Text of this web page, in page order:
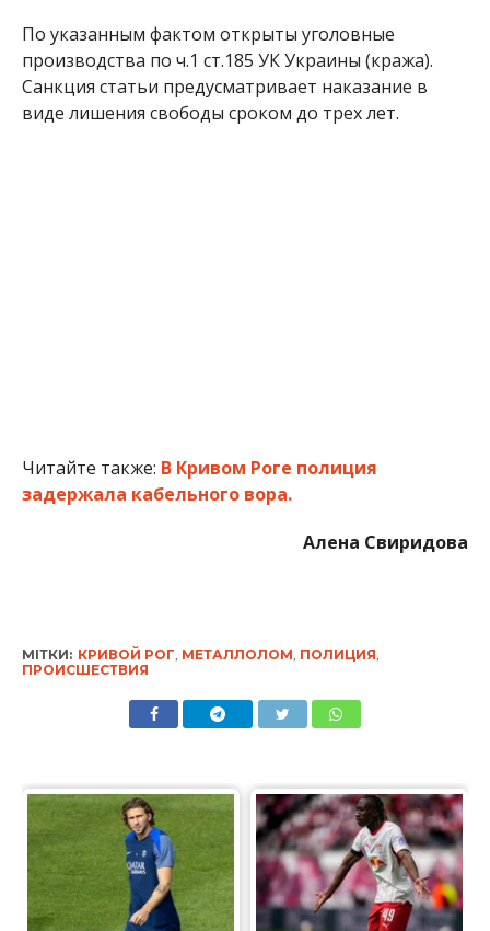
По указанным фактом открыты уголовные
производства по ч.1 ст.185 УК Украины (кража).
Санкция статьи предусматривает наказание в
виде лишения свободы сроком до трех лет.
Читайте также: В Кривом Роге полиция
задержала кабельного вора.
Алена Свиридова
МІТКИ: КРИВОЙ РОГ, МЕТАЛЛОЛОМ, ПОЛИЦИЯ,
ПРОИСШЕСТВИЯ